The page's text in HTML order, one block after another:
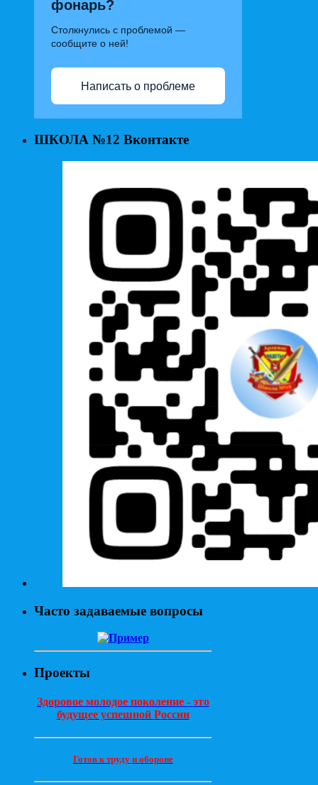
фонарь?
Столкнулись с проблемой —
сообщите о ней!
Написать о проблеме
ШКОЛА №12 Вконтакте
Часто задаваемые вопросы
Проекты
Здоровое молодое поколение - это
будущее успешной России
Готов к труду и обороне